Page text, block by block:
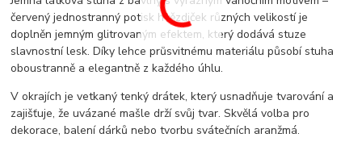
červený jednostranný potisk hvězdiček různých velikostí je
doplněn jemným glitrovaným efektem, který dodává stuze
slavnostní lesk. Díky lehce průsvitnému materiálu působí stuha
oboustranně a elegantně z každého úhlu.
V okrajích je vetkaný tenký drátek, který usnadňuje tvarování a
zajišťuje, že uvázané mašle drží svůj tvar. Skvělá volba pro
dekorace, balení dárků nebo tvorbu svátečních aranžmá.